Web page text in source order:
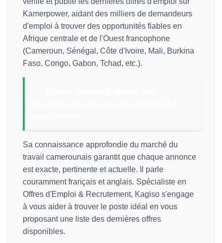
Kamerpower, aidant des milliers de demandeurs
d'emploi à trouver des opportunités fiables en
Afrique centrale et de l'Ouest francophone
(Cameroun, Sénégal, Côte d'Ivoire, Mali, Burkina
Faso, Congo, Gabon, Tchad, etc.).
Sa connaissance approfondie du marché du
travail camerounais garantit que chaque annonce
est exacte, pertinente et actuelle. Il parle
couramment français et anglais. Spécialiste en
Offres d'Emploi & Recrutement, Kagiso s'engage
à vous aider à trouver le poste idéal en vous
proposant une liste des dernières offres
disponibles.